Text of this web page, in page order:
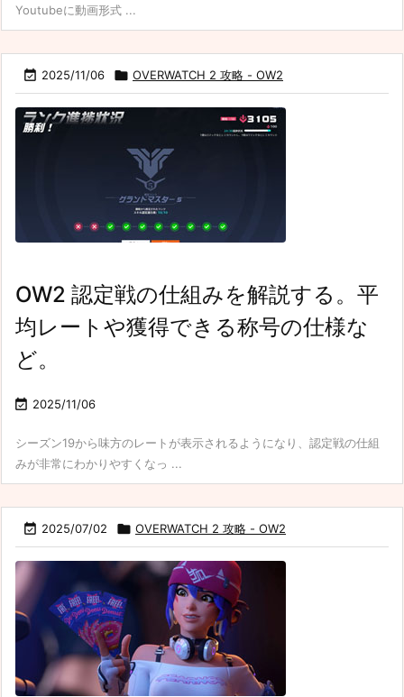
Youtubeに動画形式 ...
 2025/11/06  OVERWATCH 2 攻略 - OW2
OW2 認定戦の仕組みを解説する。平
均レートや獲得できる称号の仕様な
ど。
 2025/11/06
シーズン19から味方のレートが表示されるようになり、認定戦の仕組
みが非常にわかりやすくなっ ...
 2025/07/02  OVERWATCH 2 攻略 - OW2